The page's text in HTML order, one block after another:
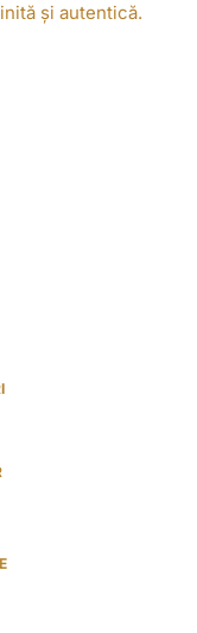
și autentică.